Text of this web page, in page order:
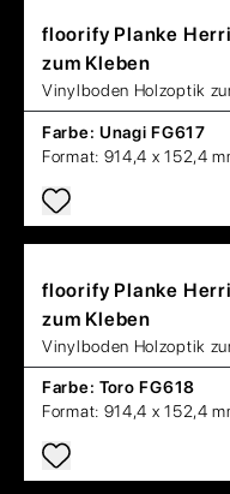
floorify Planke
zum Kleben
Vinylboden Holzoptik
Farbe: Unagi FG617
Format: 914,4 x 152,4
floorify Planke
zum Kleben
Vinylboden Holzoptik
Farbe: Toro FG618
Format: 914,4 x 152,4